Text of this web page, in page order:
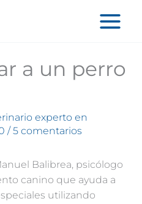
a un perro
experto en
/ 5 comentarios
Balibrea, psicólogo
canino que ayuda a
utilizando